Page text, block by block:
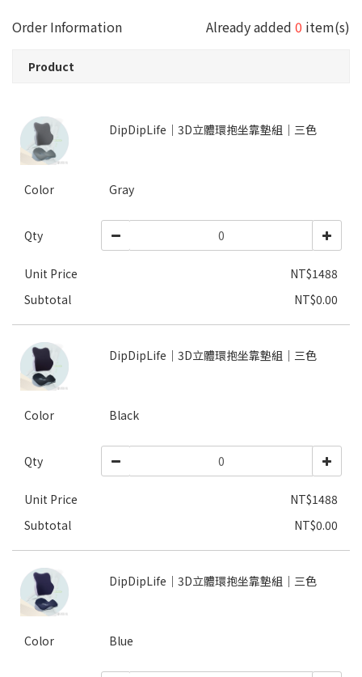
Order Information Already added 0 item(s)
Product
DipDipLife｜3D立體環抱坐靠墊組｜三色
Color Gray
Qty
Unit Price
NT$1488
Subtotal
NT$0.00
DipDipLife｜3D立體環抱坐靠墊組｜三色
Color Black
Qty
Unit Price
NT$1488
Subtotal
NT$0.00
DipDipLife｜3D立體環抱坐靠墊組｜三色
Color Blue